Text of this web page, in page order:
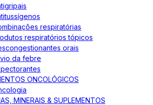
respiratórias
respiratórios tópicos
orais
da febre
ONCOLÓGICOS
MINERAIS & SUPLEMENTOS